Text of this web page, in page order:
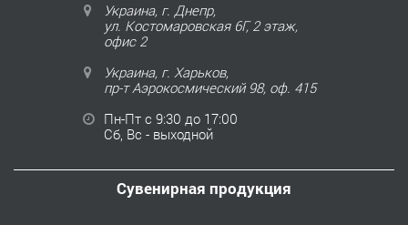
Украина, г. Днепр,
ул. Костомаровская 6Г, 2 этаж,
офис 2
Украина, г. Харьков,
пр-т Аэрокосмический 98, оф. 415
Пн-Пт с 9:30 до 17:00
Сб, Вс - выходной
Сувенирная продукция